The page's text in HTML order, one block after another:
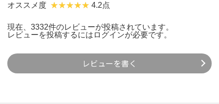
オススメ度 4.2点
現在、3332件のレビューが投稿されています。
レビューを投稿するには ログインが必要です。
レビューを書く